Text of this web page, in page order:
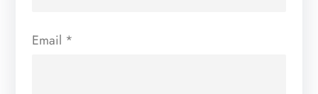
Email *